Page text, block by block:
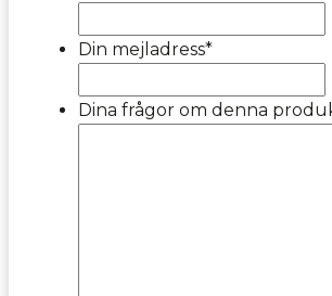
Din mejladress*
Dina frågor om denna